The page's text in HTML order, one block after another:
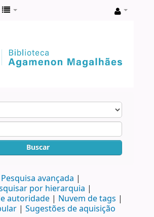
Buscar
Pesquisa avançada
por hierarquia
autoridade
Nuvem de tags
Sugestões de aquisição